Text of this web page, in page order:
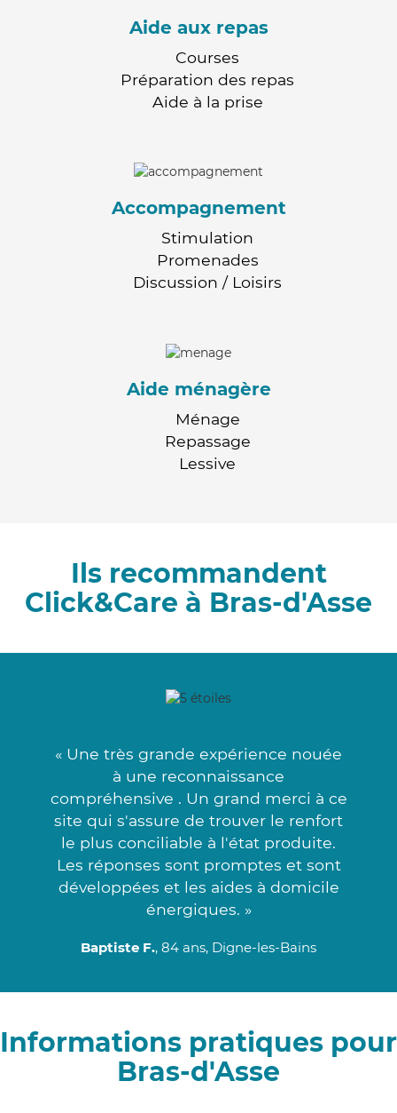
Aide aux repas
Courses
Préparation des repas
Aide à la prise
Accompagnement
Stimulation
Promenades
Discussion / Loisirs
Aide ménagère
Ménage
Repassage
Lessive
Ils recommandent
Click&Care à Bras-d'Asse
« Une très grande expérience nouée
à une reconnaissance
compréhensive . Un grand merci à ce
site qui s'assure de trouver le renfort
le plus conciliable à l'état produite.
Les réponses sont promptes et sont
développées et les aides à domicile
énergiques. »
Baptiste F., 84 ans, Digne-les-Bains
Informations pratiques pour
Bras-d'Asse